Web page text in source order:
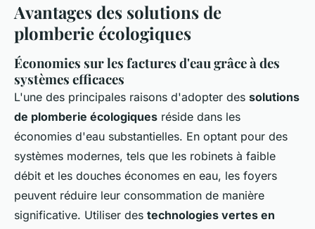
Avantages des solutions de
plomberie écologiques
Économies sur les factures d'eau grâce à des
systèmes efficaces
L'une des principales raisons d'adopter des solutions
de plomberie écologiques réside dans les
économies d'eau substantielles. En optant pour des
systèmes modernes, tels que les robinets à faible
débit et les douches économes en eau, les foyers
peuvent réduire leur consommation de manière
significative. Utiliser des technologies vertes en